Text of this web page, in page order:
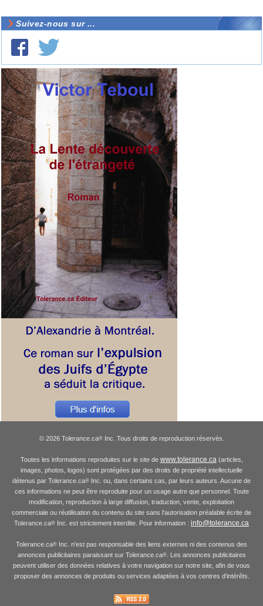
Suivez-nous sur ...
© 2026 Tolerance.ca®Inc. Tous droits de reproduction réservés.
Toutes les informations reproduites sur le site de www.tolerance.ca (articles,
images, photos, logos) sont protégées par des droits de propriété intellectuelle
détenus par Tolerance.ca® Inc. ou, dans certains cas, par leurs auteurs. Aucune de
ces informations ne peut être reproduite pour un usage autre que personnel. Toute
modification, reproduction à large diffusion, traduction, vente, exploitation
commerciale ou réutilisation du contenu du site sans l'autorisation préalable écrite de
Tolerance.ca® Inc. est strictement interdite. Pour information : info@tolerance.ca
Tolerance.ca® Inc. n'est pas responsable des liens externes ni des contenus des
annonces publicitaires paraissant sur Tolerance.ca®. Les annonces publicitaires
peuvent utiliser des données relatives à votre navigation sur notre site, afin de vous
proposer des annonces de produits ou services adaptées à vos centres d'intérêts.